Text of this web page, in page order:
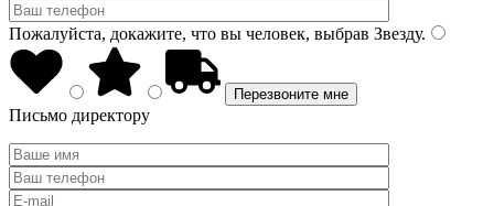
Пожалуйста, докажите, что вы человек, выбрав Звезду.
Письмо директору